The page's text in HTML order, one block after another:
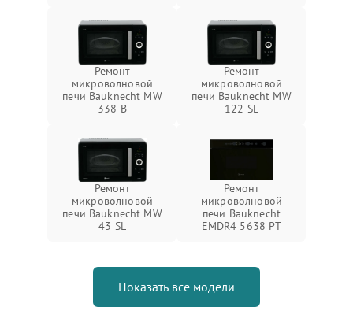
Ремонт
микроволновой
печи Bauknecht MW
338 B
Ремонт
микроволновой
печи Bauknecht MW
122 SL
Ремонт
микроволновой
печи Bauknecht MW
43 SL
Ремонт
микроволновой
печи Bauknecht
EMDR4 5638 PT
Показать все модели